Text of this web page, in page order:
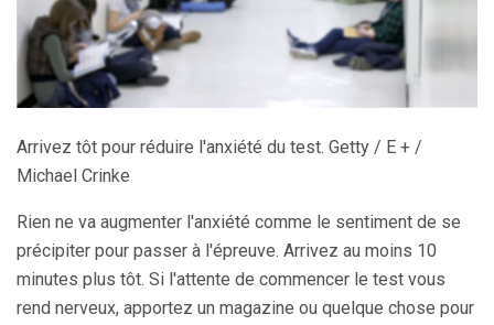
Arrivez tôt pour réduire l'anxiété du test. Getty / E + /
Michael Crinke
Rien ne va augmenter l'anxiété comme le sentiment de se
précipiter pour passer à l'épreuve. Arrivez au moins 10
minutes plus tôt. Si l'attente de commencer le test vous
rend nerveux, apportez un magazine ou quelque chose pour